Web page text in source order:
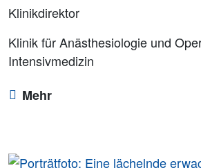
Klinikdirektor
Klinik für Anästhesiologie und
Intensivmedizin
Mehr